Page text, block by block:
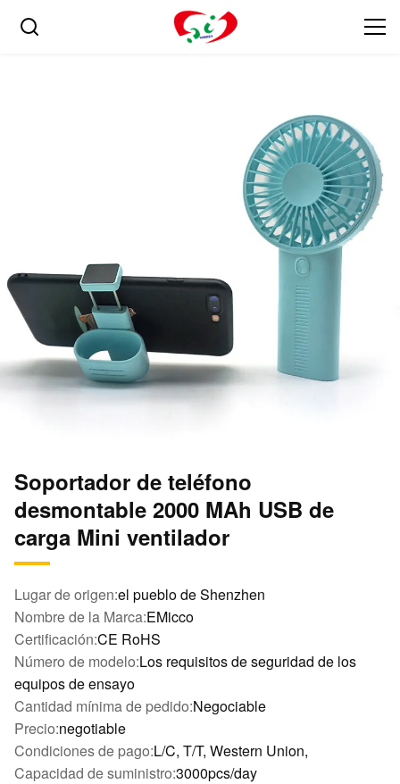
Soportador de teléfono
desmontable 2000 MAh USB de
carga Mini ventilador
Lugar de origen:el pueblo de Shenzhen
Nombre de la Marca:EMicco
Certificación:CE RoHS
Número de modelo:Los requisitos de seguridad de los
equipos de ensayo
Cantidad mínima de pedido:Negociable
Precio:negotiable
Condiciones de pago:L/C, T/T, Western Union,
Capacidad de suministro:3000pcs/day